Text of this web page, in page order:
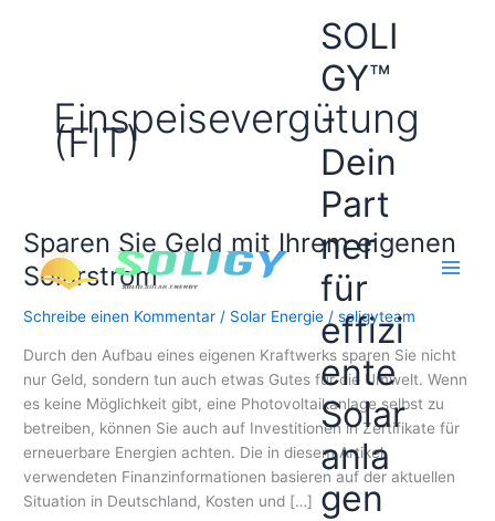
SOLI
GY™
-
Dein
Part
ner
für
effizi
ente
Solar
anla
gen
Einspeisevergütung
(FIT)
Sparen Sie Geld mit Ihrem eigenen
Solarstrom
Schreibe einen Kommentar / Solar Energie /soligyteam
Durch den Aufbau eines eigenen Kraftwerks sparen Sie nicht
nur Geld, sondern tun auch etwas Gutes für die Umwelt. Wenn
es keine Möglichkeit gibt, eine Photovoltaikanlage selbst zu
betreiben, können Sie auch auf Investitionen in Zertifikate für
erneuerbare Energien achten. Die in diesem Artikel
verwendeten Finanzinformationen basieren auf der aktuellen
Situation in Deutschland, Kosten und […]